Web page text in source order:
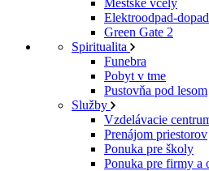
Mestské včely
Elektroodpad-dopad
Green Gate 2
Spiritualita
Funebra
Pobyt v tme
Pustovňa pod lesom
Služby
Vzdelávacie
Prenájom priestorov
Ponuka pre školy
Ponuka pre firmy a